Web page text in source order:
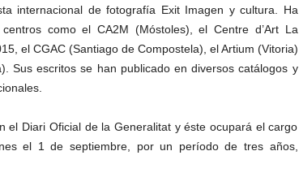
internacional de fotografía Exit Imagen y cultura. Ha
como el CA2M (Móstoles), el Centre d’Art La
el CGAC (Santiago de Compostela), el Artium (Vitoria)
Sus escritos se han publicado en diversos catálogos y
el Diari Oficial de la Generalitat y éste ocupará el cargo
el 1 de septiembre, por un período de tres años,